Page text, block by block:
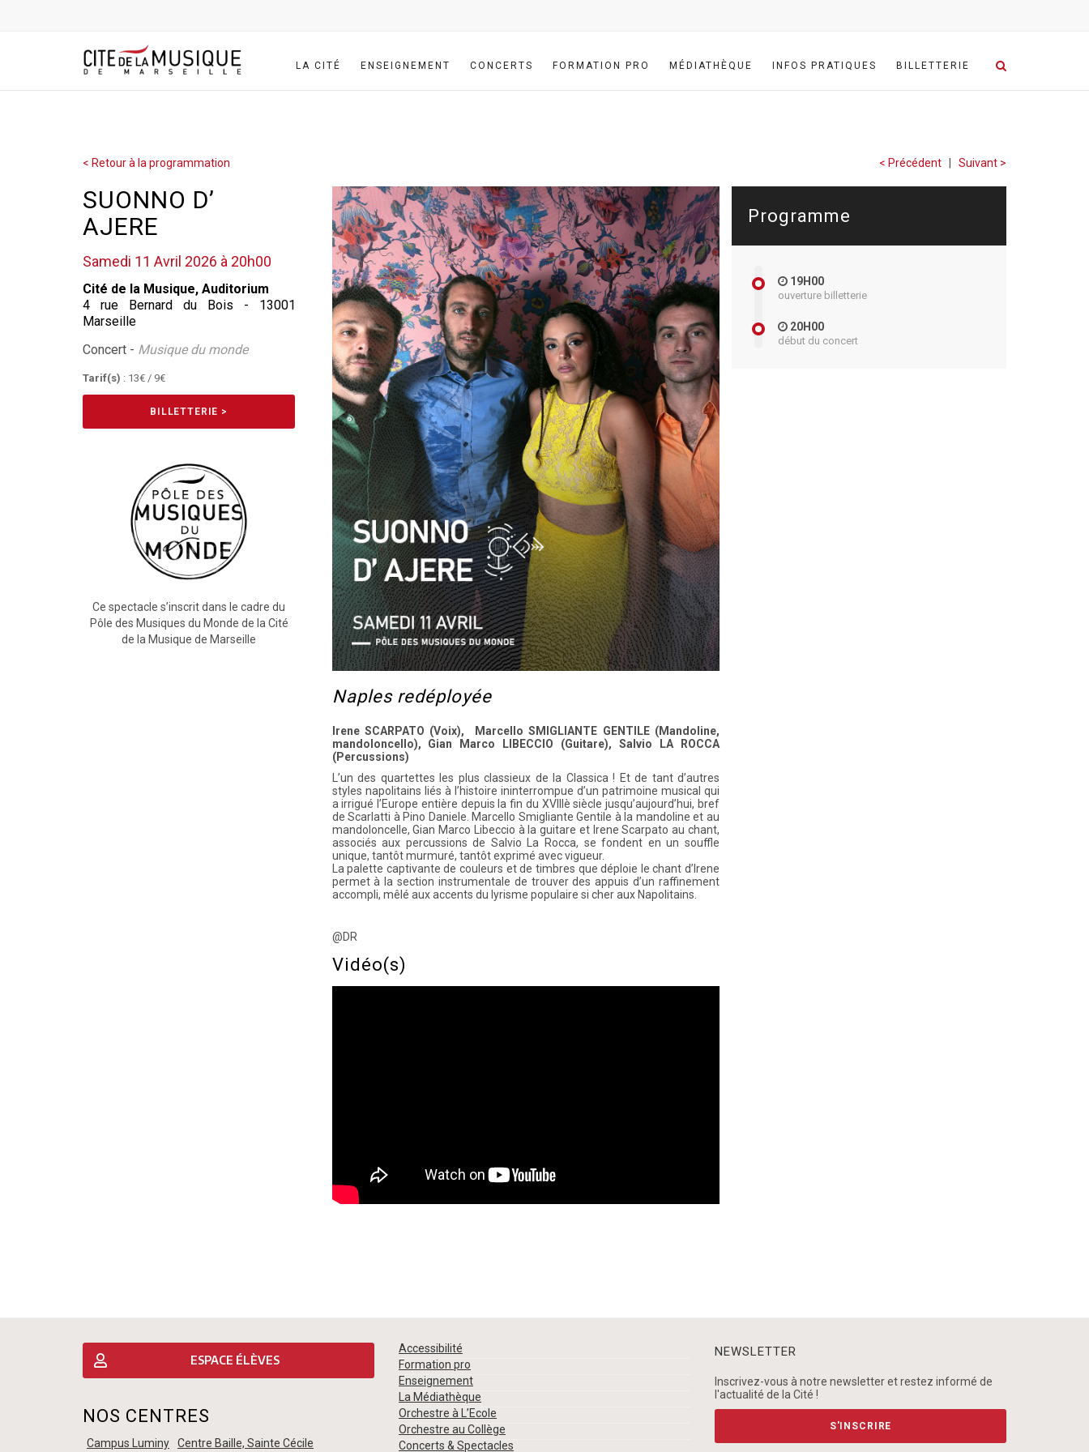
LA CITÉ ENSEIGNEMENT CONCERTS FORMATION PRO MÉDIATHÈQUE INFOS PRATIQUES BILLETTERIE
< Retour à la programmation < Précédent Suivant >
SUONNO D’
AJERE
Samedi 11 Avril 2026 à 20h00
Cité de la Musique, Auditorium
4 rue Bernard du Bois - 13001
Marseille
Concert - Musique du monde
Tarif(s) : 13€ / 9€
BILLETTERIE >
Ce spectacle s’inscrit dans le cadre du
Pôle des Musiques du Monde de la Cité
de la Musique de Marseille
Naples redéployée
Irene SCARPATO (Voix), Marcello SMIGLIANTE GENTILE (Mandoline,
mandoloncello), Gian Marco LIBECCIO (Guitare), Salvio LA ROCCA
(Percussions)
L’un des quartettes les plus classieux de la Classica ! Et de tant d’autres
styles napolitains liés à l’histoire ininterrompue d’un patrimoine musical qui
a irrigué l’Europe entière depuis la fin du XVIIIè siècle jusqu’aujourd’hui, bref
de Scarlatti à Pino Daniele. Marcello Smigliante Gentile à la mandoline et au
mandoloncelle, Gian Marco Libeccio à la guitare et Irene Scarpato au chant,
associés aux percussions de Salvio La Rocca, se fondent en un souffle
unique, tantôt murmuré, tantôt exprimé avec vigueur.
La palette captivante de couleurs et de timbres que déploie le chant d’Irene
permet à la section instrumentale de trouver des appuis d’un raffinement
accompli, mêlé aux accents du lyrisme populaire si cher aux Napolitains.
@DR
Vidéo(s)
Programme
19H00
ouverture billetterie
20H00
début du concert
ESPACE ÉLÈVES
NOS CENTRES
Campus Luminy Centre Baille, Sainte Cécile
Accessibilité
Formation pro
Enseignement
La Médiathèque
Orchestre à L’Ecole
Orchestre au Collège
Concerts & Spectacles
NEWSLETTER
Inscrivez-vous à notre newsletter et restez informé de
l'actualité de la Cité !
S'INSCRIRE